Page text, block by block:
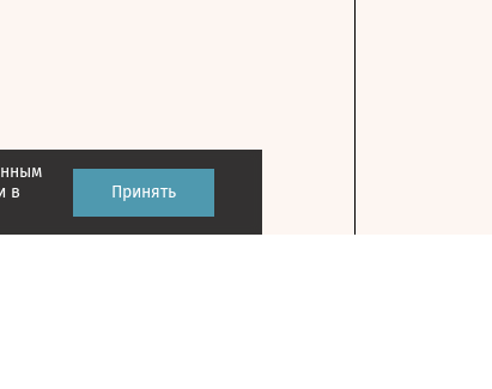
в
Принять